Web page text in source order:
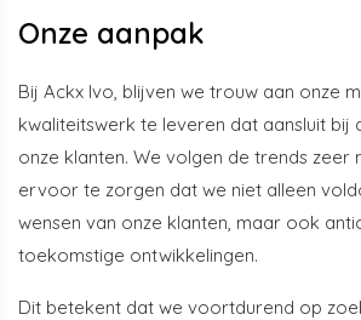
Onze aanpak
Bij Ackx Ivo, blijven we trouw aan onze
kwaliteitswerk te leveren dat aansluit bij
onze klanten. We volgen de trends zeer
ervoor te zorgen dat we niet alleen
wensen van onze klanten, maar ook
toekomstige ontwikkelingen.
Dit betekent dat we voortdurend op